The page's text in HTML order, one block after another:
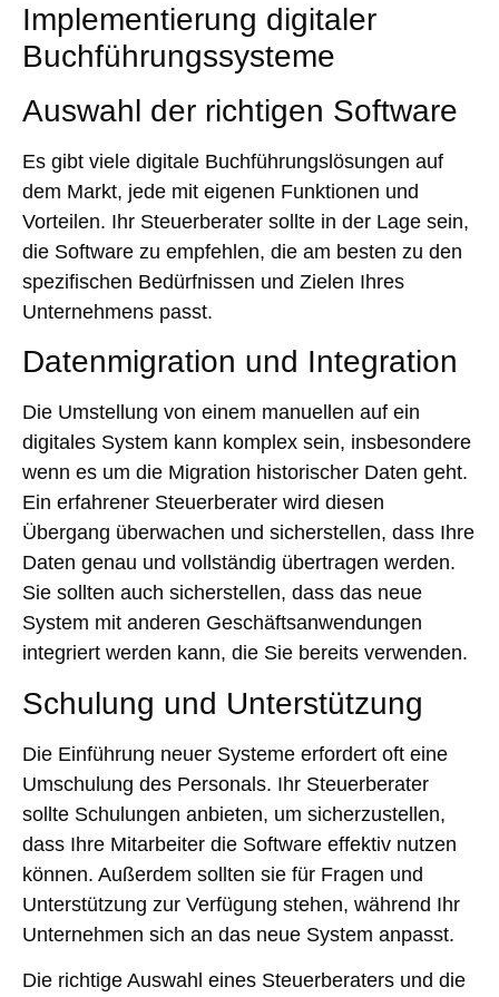
Implementierung digitaler
Buchführungssysteme
Auswahl der richtigen Software
Es gibt viele digitale Buchführungslösungen auf
dem Markt, jede mit eigenen Funktionen und
Vorteilen. Ihr Steuerberater sollte in der Lage sein,
die Software zu empfehlen, die am besten zu den
spezifischen Bedürfnissen und Zielen Ihres
Unternehmens passt.
Datenmigration und Integration
Die Umstellung von einem manuellen auf ein
digitales System kann komplex sein, insbesondere
wenn es um die Migration historischer Daten geht.
Ein erfahrener Steuerberater wird diesen
Übergang überwachen und sicherstellen, dass Ihre
Daten genau und vollständig übertragen werden.
Sie sollten auch sicherstellen, dass das neue
System mit anderen Geschäftsanwendungen
integriert werden kann, die Sie bereits verwenden.
Schulung und Unterstützung
Die Einführung neuer Systeme erfordert oft eine
Umschulung des Personals. Ihr Steuerberater
sollte Schulungen anbieten, um sicherzustellen,
dass Ihre Mitarbeiter die Software effektiv nutzen
können. Außerdem sollten sie für Fragen und
Unterstützung zur Verfügung stehen, während Ihr
Unternehmen sich an das neue System anpasst.
Die richtige Auswahl eines Steuerberaters und die